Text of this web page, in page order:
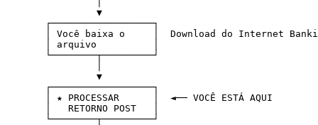
▼
┌──────────────────┐
│ Você baixa o     │  Download do Internet
│ arquivo          │
└────────┬─────────┘
▼
┌──────────────────┐
│ ★ PROCESSAR      │  ◄── VOCÊ ESTÁ AQUI
│   RETORNO POST   │
└────────┬─────────┘